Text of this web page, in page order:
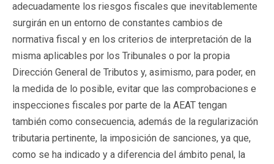
adecuadamente los riesgos fiscales que inevitablemente
surgirán en un entorno de constantes cambios de
normativa fiscal y en los criterios de interpretación de la
misma aplicables por los Tribunales o por la propia
Dirección General de Tributos y, asimismo, para poder, en
la medida de lo posible, evitar que las comprobaciones e
inspecciones fiscales por parte de la AEAT tengan
también como consecuencia, además de la regularización
tributaria pertinente, la imposición de sanciones, ya que,
como se ha indicado y a diferencia del ámbito penal, la